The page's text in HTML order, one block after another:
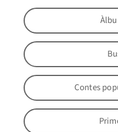
Contes